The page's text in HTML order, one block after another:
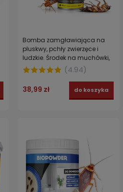
Bomba zamgławiająca na
pluskwy, pchły zwierzęce i
ludzkie. Środek na muchówki,
komary, karaczany i pająki
4INSECT BOMB STRONG 400 ml
(4.94)
38,99 zł do koszyka